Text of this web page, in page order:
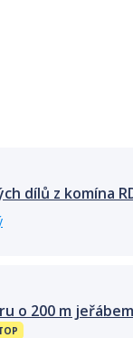
dílů z komína
o 200 m